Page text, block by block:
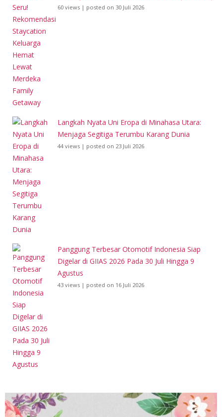
60 views | posted on 30 Juli 2026
Langkah Nyata Uni Eropa di Minahasa Utara:
Menjaga Segitiga Terumbu Karang Dunia
44 views | posted on 23 Juli 2026
Panggung Terbesar Otomotif Indonesia Siap
Digelar di GIIAS 2026 Pada 30 Juli Hingga 9
Agustus
43 views | posted on 16 Juli 2026